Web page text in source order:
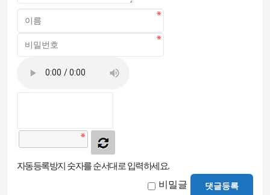
자동등록방지 숫자를 순서대로 입력하세요.
비밀글 댓글등록